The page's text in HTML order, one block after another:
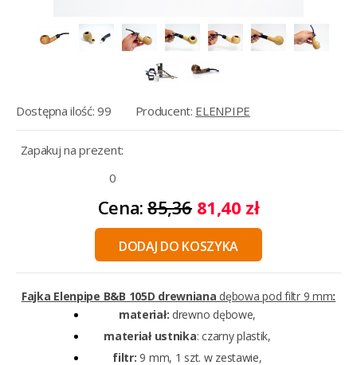
Dostępna ilość: 99 Producent: ELENPIPE
Zapakuj na prezent:
Cena:85,36 81,40 zł
DODAJ DO KOSZYKA
Fajka Elenpipe B&B 105D drewniana dębowa pod filtr 9 mm:
materiał: drewno dębowe,
materiał ustnika: czarny plastik,
filtr: 9 mm, 1 szt. w zestawie,